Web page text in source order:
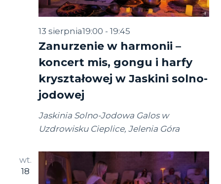
Zanurzenie w harmonii –
koncert mis, gongu i harfy
kryształowej w Jaskini solno-
jodowej
13 sierpnia19:00 - 19:45
Jaskinia Solno-Jodowa Galos w
Uzdrowisku Cieplice, Jelenia Góra
wt.
18